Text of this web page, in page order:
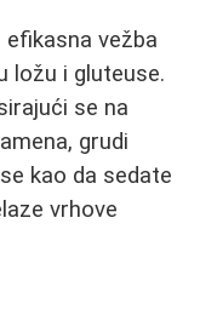
vežba
ložu i gluteuse.
se na
grudi
kao da sedate
vrhove